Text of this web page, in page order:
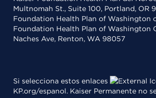
Multnomah St., Suite 100, Portland, OR
Foundation Health Plan of Washington
Foundation Health Plan of Washington
Naches Ave, Renton, WA 98057
Si selecciona estos enlaces
KP.org/espanol. Kaiser Permanente no